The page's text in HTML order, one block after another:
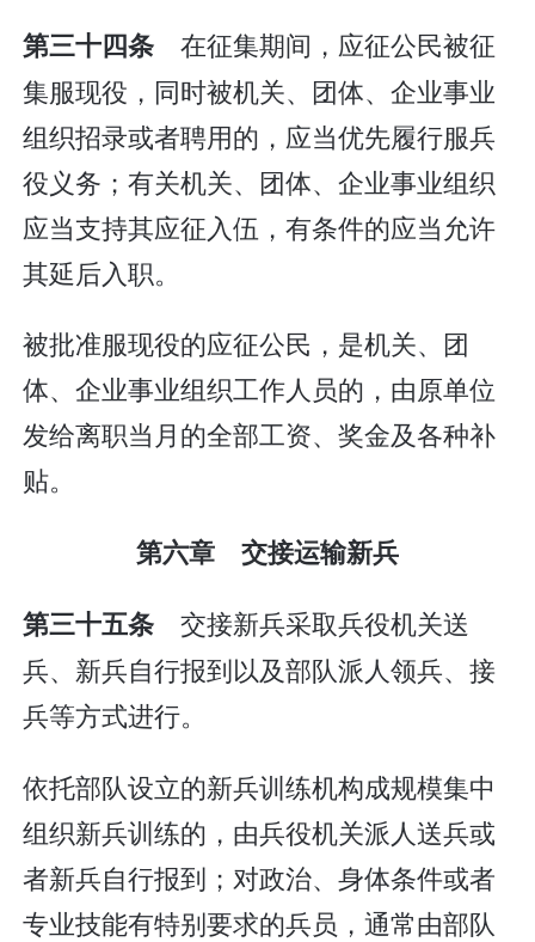
第三十四条 在征集期间，应征公民被征
集服现役，同时被机关、团体、企业事业
组织招录或者聘用的，应当优先履行服兵
役义务；有关机关、团体、企业事业组织
应当支持其应征入伍，有条件的应当允许
其延后入职。
被批准服现役的应征公民，是机关、团
体、企业事业组织工作人员的，由原单位
发给离职当月的全部工资、奖金及各种补
贴。
第六章 交接运输新兵
第三十五条 交接新兵采取兵役机关送
兵、新兵自行报到以及部队派人领兵、接
兵等方式进行。
依托部队设立的新兵训练机构成规模集中
组织新兵训练的，由兵役机关派人送兵或
者新兵自行报到；对政治、身体条件或者
专业技能有特别要求的兵员，通常由部队